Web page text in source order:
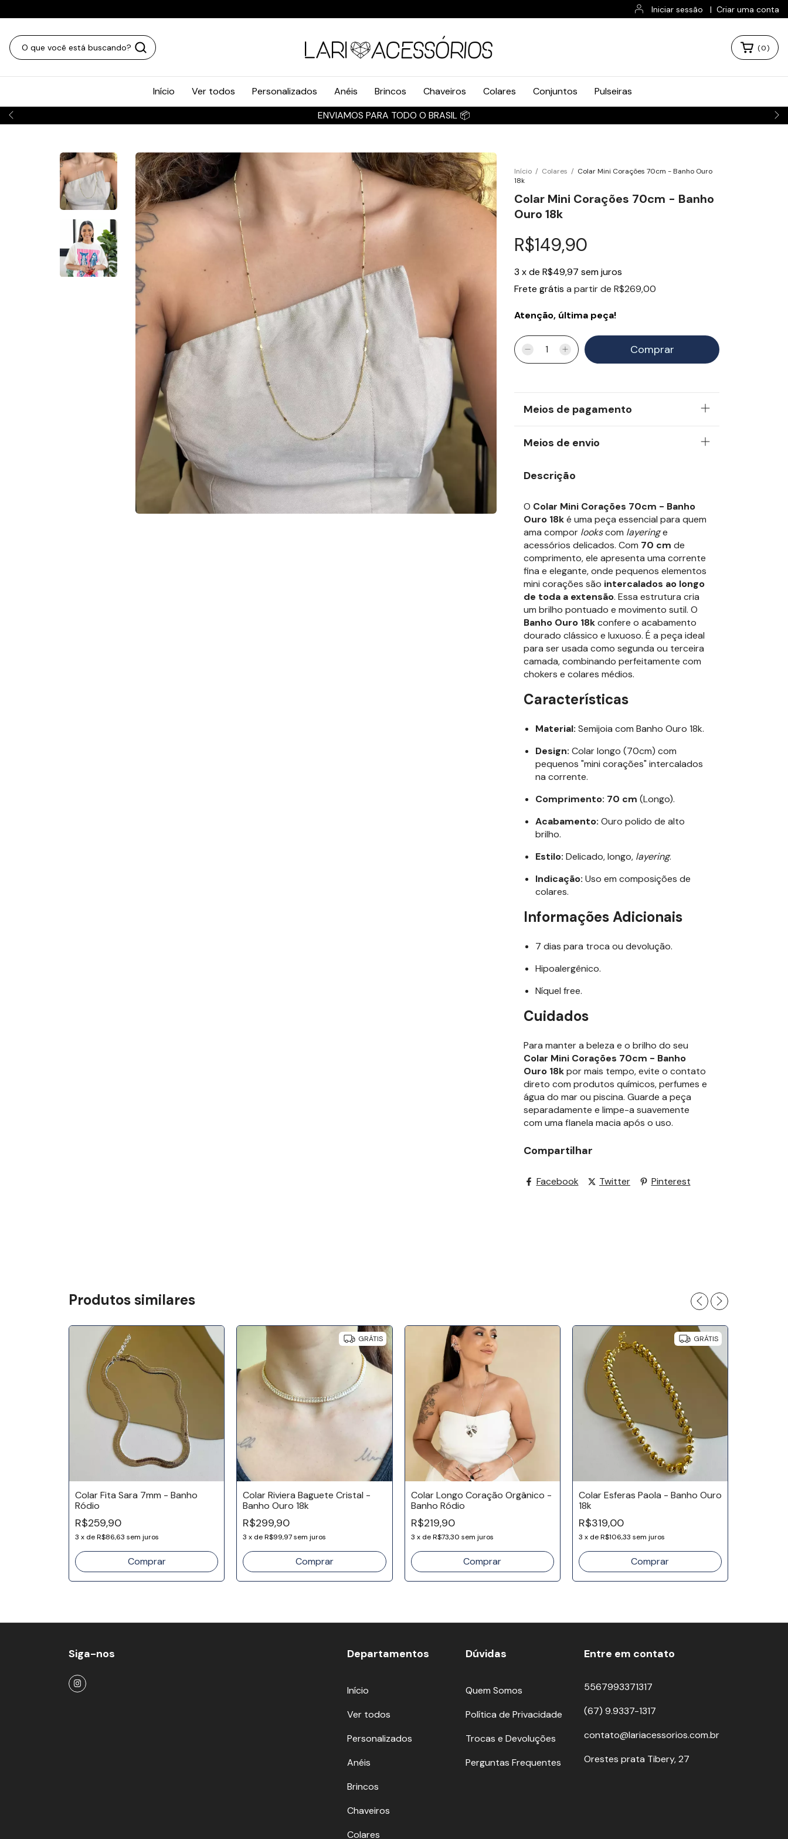
Iniciar sessão | Criar uma conta
ENVIAMOS PARA TODO O BRASIL 📦
(0)
Início Ver todos Personalizados Anéis Brincos Chaveiros Colares Conjuntos Pulseiras
Início / Colares / Colar Mini Corações 70cm - Banho Ouro
18k
Colar Mini Corações 70cm - Banho
Ouro 18k
R$149,90
3 xde R$49,97 sem juros
Frete grátis a partir de R$269,00
Atenção, última peça!
Meios de pagamento
Meios de envio
Descrição
O Colar Mini Corações 70cm - Banho
Ouro 18ké uma peça essencial para quem
ama compor lookscom layeringe
acessórios delicados. Com 70 cm de
comprimento, ele apresenta uma corrente
fina e elegante, onde pequenos elementos
mini corações são intercalados ao longo
de toda a extensão. Essa estrutura cria
um brilho pontuado e movimento sutil. O
Banho Ouro 18kconfere o acabamento
dourado clássico e luxuoso. É a peça ideal
para ser usada como segunda ou terceira
camada, combinando perfeitamente com
chokers e colares médios.
Características
Material: Semijoia com Banho Ouro 18k.
Design: Colar longo (70cm) com
pequenos "mini corações" intercalados
na corrente.
Comprimento: 70 cm (Longo).
Acabamento: Ouro polido de alto
brilho.
Estilo: Delicado, longo, layering.
Indicação: Uso em composições de
colares.
Informações Adicionais
7 dias para troca ou devolução.
Hipoalergênico.
Níquel free.
Cuidados
Para manter a beleza e o brilho do seu
Colar Mini Corações 70cm - Banho
Ouro 18kpor mais tempo, evite o contato
direto com produtos químicos, perfumes e
água do mar ou piscina. Guarde a peça
separadamente e limpe-a suavemente
com uma flanela macia após o uso.
Compartilhar
Facebook Twitter Pinterest
Produtos similares
Colar Fita Sara 7mm - Banho
Ródio
R$259,90
3 x deR$86,63 sem juros
GRÁTIS
Colar Riviera Baguete Cristal -
Banho Ouro 18k
R$299,90
3 x deR$99,97 sem juros
Colar Longo Coração Orgânico -
Banho Ródio
R$219,90
3 x deR$73,30 sem juros
GRÁTIS
Colar Esferas Paola - Banho Ouro
18k
R$319,00
3 x deR$106,33 sem juros
Siga-nos Departamentos
Início
Ver todos
Personalizados
Anéis
Brincos
Chaveiros
Colares
Dúvidas
Quem Somos
Política de Privacidade
Trocas e Devoluções
Perguntas Frequentes
Entre em contato
5567993371317
(67) 9.9337-1317
contato@lariacessorios.com.br
Orestes prata Tibery, 27